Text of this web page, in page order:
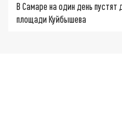
В Самаре на один день
площади Куйбышева